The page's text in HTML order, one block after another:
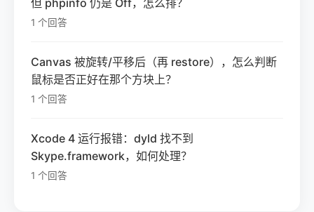
但 phpinfo 仍是 Off，怎么排？
1 个回答
Canvas 被旋转/平移后（再 restore），怎么判断
鼠标是否正好在那个方块上？
1 个回答
Xcode 4 运行报错：dyld 找不到
Skype.framework，如何处理？
1 个回答